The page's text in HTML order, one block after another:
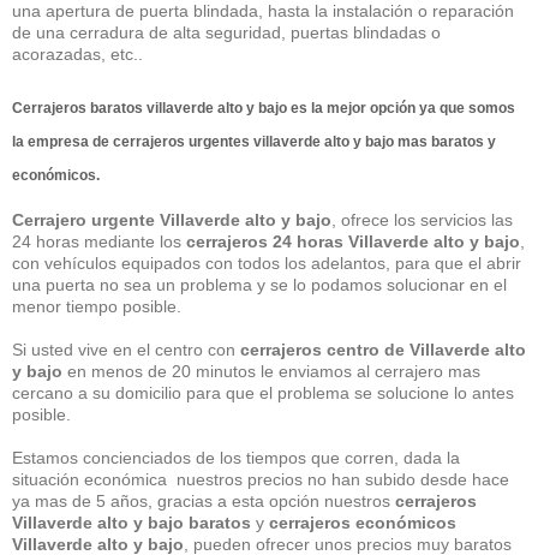
una apertura de puerta blindada, hasta la instalación o reparación
de una cerradura de alta seguridad, puertas blindadas o
acorazadas, etc..
Cerrajeros baratos villaverde alto y bajo es la mejor opción ya que somos
la empresa de cerrajeros urgentes villaverde alto y bajo mas baratos y
económicos.
Cerrajero urgente Villaverde alto y bajo , ofrece los servicios las
24 horas mediante los cerrajeros 24 horas Villaverde alto y bajo
con vehículos equipados con todos los adelantos, para que el abrir
una puerta no sea un problema y se lo podamos solucionar en el
menor tiempo posible.
Si usted vive en el centro con cerrajeros centro de Villaverde alto
y bajo en menos de 20 minutos le enviamos al cerrajero mas
cercano a su domicilio para que el problema se solucione lo antes
posible.
Estamos concienciados de los tiempos que corren, dada la
situación económica nuestros precios no han subido desde hace
ya mas de 5 años, gracias a esta opción nuestros cerrajeros
Villaverde alto y bajo baratos y cerrajeros económicos
Villaverde alto y bajo , pueden ofrecer unos precios muy baratos